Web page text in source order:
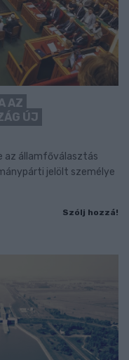
AZ
ÚJ
az államfőválasztás
jelölt személye
Szólj hozzá!